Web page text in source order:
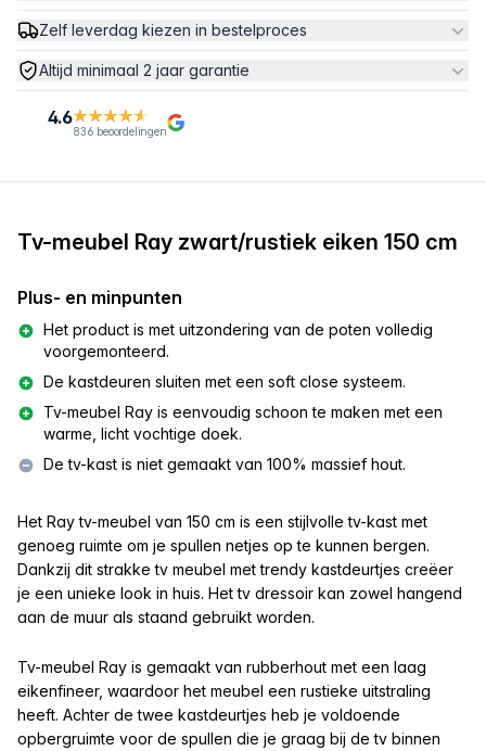
Zelf leverdag kiezen in bestelproces
Altijd minimaal 2 jaar garantie
4.6
836 beoordelingen
Tv-meubel Ray zwart/rustiek eiken 150 cm
Plus- en minpunten
Het product is met uitzondering van de poten volledig
voorgemonteerd.
De kastdeuren sluiten met een soft close systeem.
Tv-meubel Ray is eenvoudig schoon te maken met een
warme, licht vochtige doek.
De tv-kast is niet gemaakt van 100% massief hout.
Het Ray tv-meubel van 150 cm is een stijlvolle tv-kast met
genoeg ruimte om je spullen netjes op te kunnen bergen.
Dankzij dit strakke tv meubel met trendy kastdeurtjes creëer
je een unieke look in huis. Het tv dressoir kan zowel hangend
aan de muur als staand gebruikt worden.
Tv-meubel Ray is gemaakt van rubberhout met een laag
eikenfineer, waardoor het meubel een rustieke uitstraling
heeft. Achter de twee kastdeurtjes heb je voldoende
opbergruimte voor de spullen die je graag bij de tv binnen